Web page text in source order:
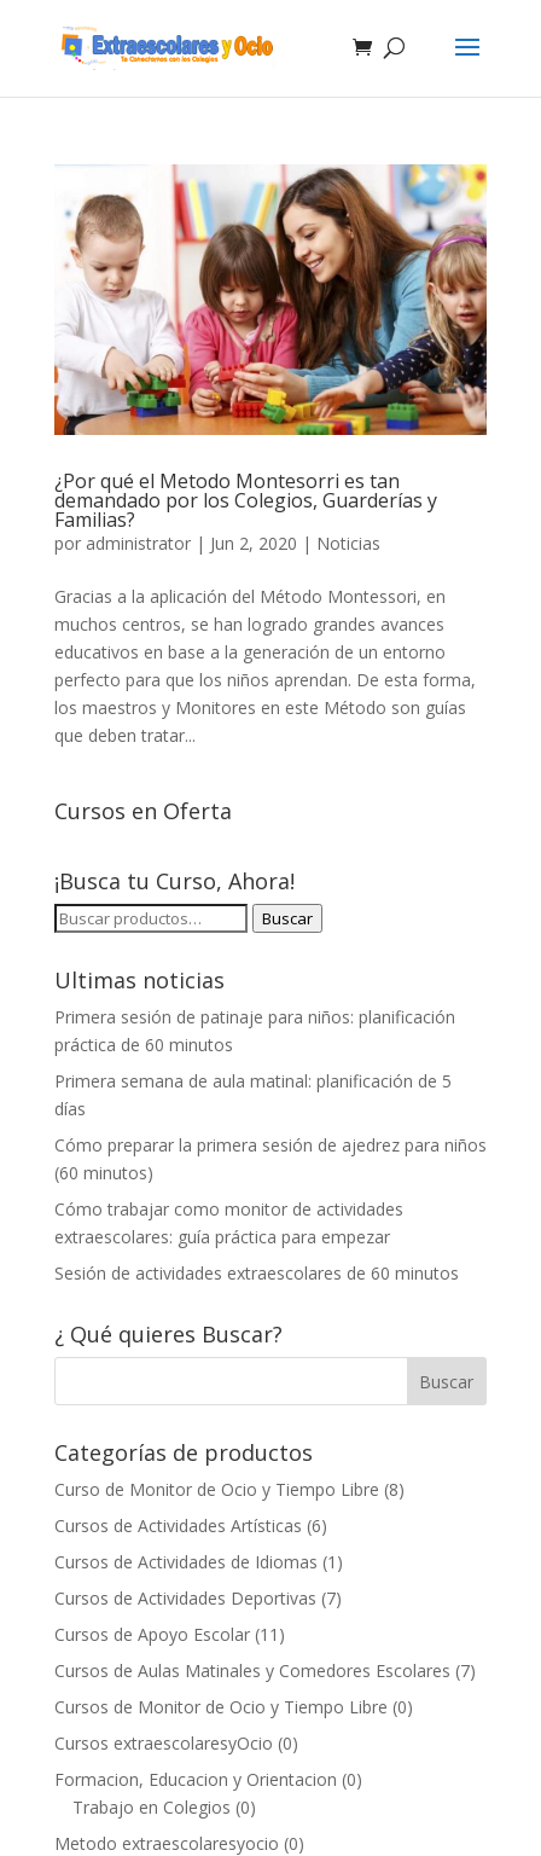
¿Por qué el Metodo Montesorri es tan
demandado por los Colegios, Guarderías y
Familias?
por administrator| Jun 2, 2020 | Noticias
Gracias a la aplicación del Método Montessori, en
muchos centros, se han logrado grandes avances
educativos en base a la generación de un entorno
perfecto para que los niños aprendan. De esta forma,
los maestros y Monitores en este Método son guías
que deben tratar...
Cursos en Oferta
¡Busca tu Curso, Ahora!
BUSCAR
Buscar
Ultimas noticias
Primera sesión de patinaje para niños: planificación
práctica de 60 minutos
Primera semana de aula matinal: planificación de 5
días
Cómo preparar la primera sesión de ajedrez para niños
(60 minutos)
Cómo trabajar como monitor de actividades
extraescolares: guía práctica para empezar
Sesión de actividades extraescolares de 60 minutos
¿ Qué quieres Buscar?
Categorías de productos
Curso de Monitor de Ocio y Tiempo Libre (8)
Cursos de Actividades Artísticas (6)
Cursos de Actividades de Idiomas (1)
Cursos de Actividades Deportivas (7)
Cursos de Apoyo Escolar (11)
Cursos de Aulas Matinales y Comedores Escolares (7)
Cursos de Monitor de Ocio y Tiempo Libre (0)
Cursos extraescolaresyOcio (0)
Formacion, Educacion y Orientacion (0)
Trabajo en Colegios (0)
Metodo extraescolaresyocio (0)